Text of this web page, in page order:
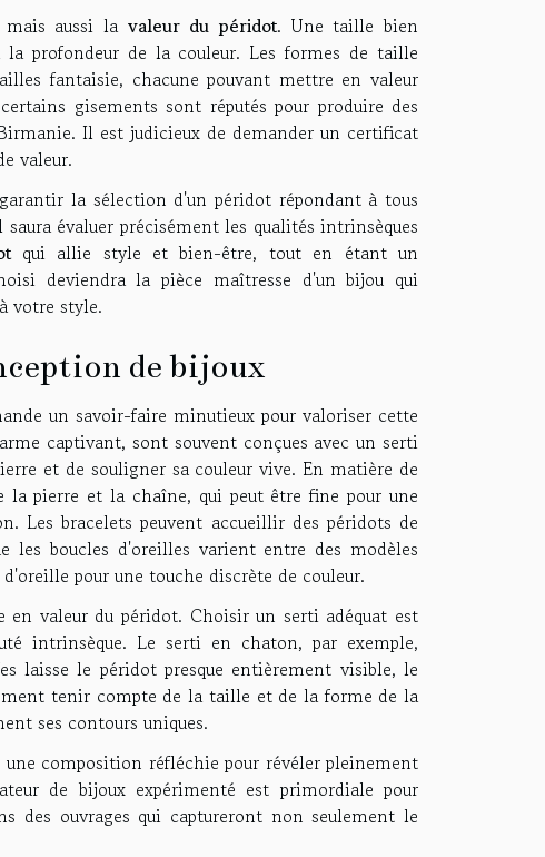
aussi la valeur du péridot. Une taille bien
profondeur de la couleur. Les formes de taille
fantaisie, chacune pouvant mettre en valeur
gisements sont réputés pour produire des
Il est judicieux de demander un certificat
valeur.
la sélection d'un péridot répondant à tous
évaluer précisément les qualités intrinsèques
qui allie style et bien-être, tout en étant un
deviendra la pièce maîtresse d'un bijou qui
votre style.
de bijoux
un savoir-faire minutieux pour valoriser cette
captivant, sont souvent conçues avec un serti
et de souligner sa couleur vive. En matière de
pierre et la chaîne, qui peut être fine pour une
Les bracelets peuvent accueillir des péridots de
les boucles d'oreilles varient entre des modèles
pour une touche discrète de couleur.
valeur du péridot. Choisir un serti adéquat est
intrinsèque. Le serti en chaton, par exemple,
laisse le péridot presque entièrement visible, le
tenir compte de la taille et de la forme de la
ses contours uniques.
composition réfléchie pour révéler pleinement
de bijoux expérimenté est primordiale pour
des ouvrages qui captureront non seulement le